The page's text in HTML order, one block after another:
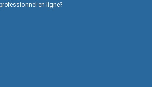
en ligne?